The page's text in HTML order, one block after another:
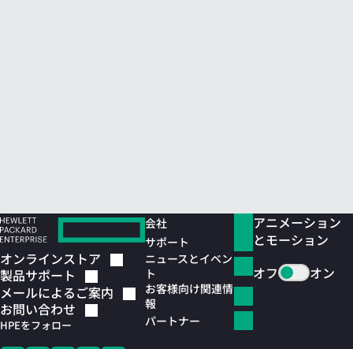
オンラインストア
製品サポート
メールによるご案内
お問い合わせ
HPEをフォロー
会社
サポート
ニュースとイベン
ト
お客様向け関連情
報
パートナー
アニメーション
とモーション
オフ
オン